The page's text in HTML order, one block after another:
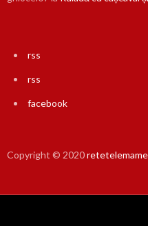
rss
rss
facebook
Copyright © 2020